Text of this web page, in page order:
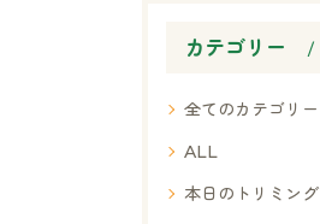
カテゴリー
全てのカテゴリー
ALL
本日のトリミング